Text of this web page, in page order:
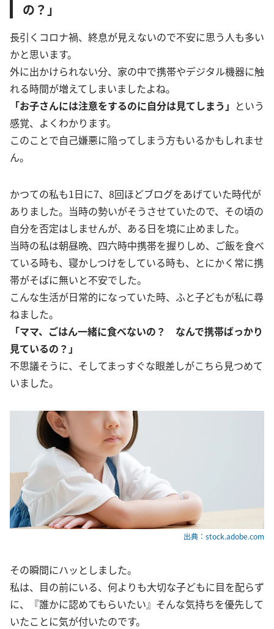
の？」
長引くコロナ禍、終息が見えないので不安に思う人も多い
かと思います。
外に出かけられない分、家の中で携帯やデジタル機器に触
れる時間が増えてしまいましたよね。
「お子さんには注意をするのに自分は見てしまう」 という
感覚、よくわかります。
このことで自己嫌悪に陥ってしまう方もいるかもしれませ
ん。
かつての私も1日に7、8回ほどブログをあげていた時代が
ありました。当時の勢いがそうさせていたので、その頃の
自分を否定はしませんが、ある日を境に止めました。
当時の私は朝昼晩、四六時中携帯を握りしめ、ご飯を食べ
ている時も、寝かしつけをしている時も、とにかく常に携
帯がそばに無いと不安でした。
こんな生活が日常的になっていた時、ふと子どもが私に尋
ねました。
「ママ、ごはん一緒に食べないの？ なんで携帯ばっかり
見ているの？」
不思議そうに、そしてまっすぐな眼差しがこちら見つめて
いました。
出典：stock.adobe.com
その瞬間にハッとしました。
私は、目の前にいる、何よりも大切な子どもに目を配らず
に、『誰かに認めてもらいたい』そんな気持ちを優先して
いたことに気が付いたのです。